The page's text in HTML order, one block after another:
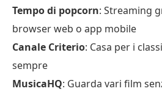
Tempo di popcorn: Streaming
browser web o app mobile
Canale Criterio: Casa per i
sempre
MusicaHQ: Guarda vari film